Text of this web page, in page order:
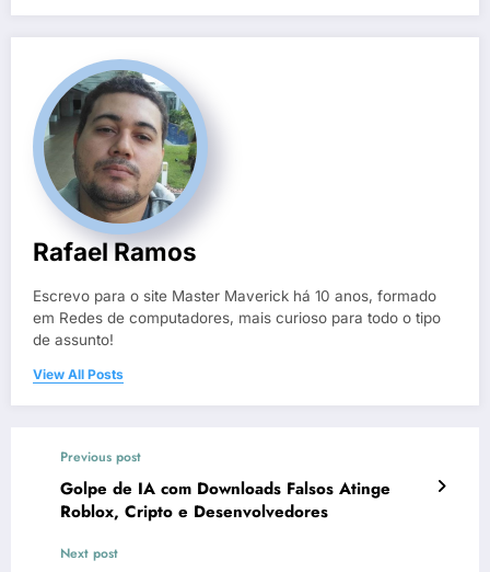
Rafael Ramos
Escrevo para o site Master Maverick há 10 anos, formado
em Redes de computadores, mais curioso para todo o tipo
de assunto!
View All Posts
Previous post
Golpe de IA com Downloads Falsos Atinge
Roblox, Cripto e Desenvolvedores
Next post